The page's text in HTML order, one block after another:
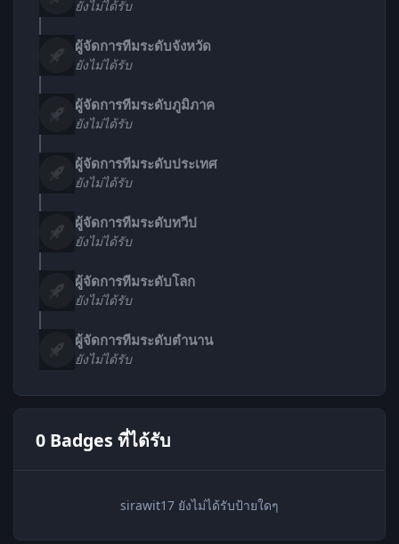
ยังไม่ได้รับ
ผู้จัดการทีมระดับจังหวัด
ยังไม่ได้รับ
ผู้จัดการทีมระดับภูมิภาค
ยังไม่ได้รับ
ผู้จัดการทีมระดับประเทศ
ยังไม่ได้รับ
ผู้จัดการทีมระดับทวีป
ยังไม่ได้รับ
ผู้จัดการทีมระดับโลก
ยังไม่ได้รับ
ผู้จัดการทีมระดับตำนาน
ยังไม่ได้รับ
0 Badges ที่ได้รับ
sirawit17 ยังไม่ได้รับป้ายใดๆ